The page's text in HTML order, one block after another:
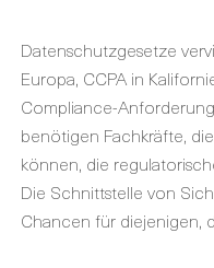
Datenschutzgesetze
Europa, CCPA in
Compliance-
benötigen Fachkräfte,
können, die
Die Schnittstelle von
Chancen für diejenigen,